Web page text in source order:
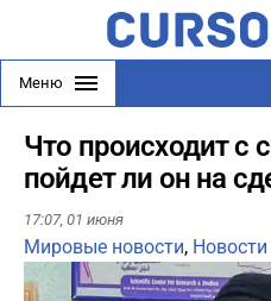
Меню
Что происходит с
пойдет ли он на
17:07, 01 июня
Мировые новости,